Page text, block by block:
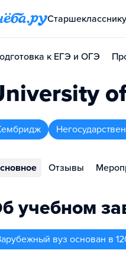
к ЕГЭ и ОГЭ
Отзывы
учебном
вуз основан в